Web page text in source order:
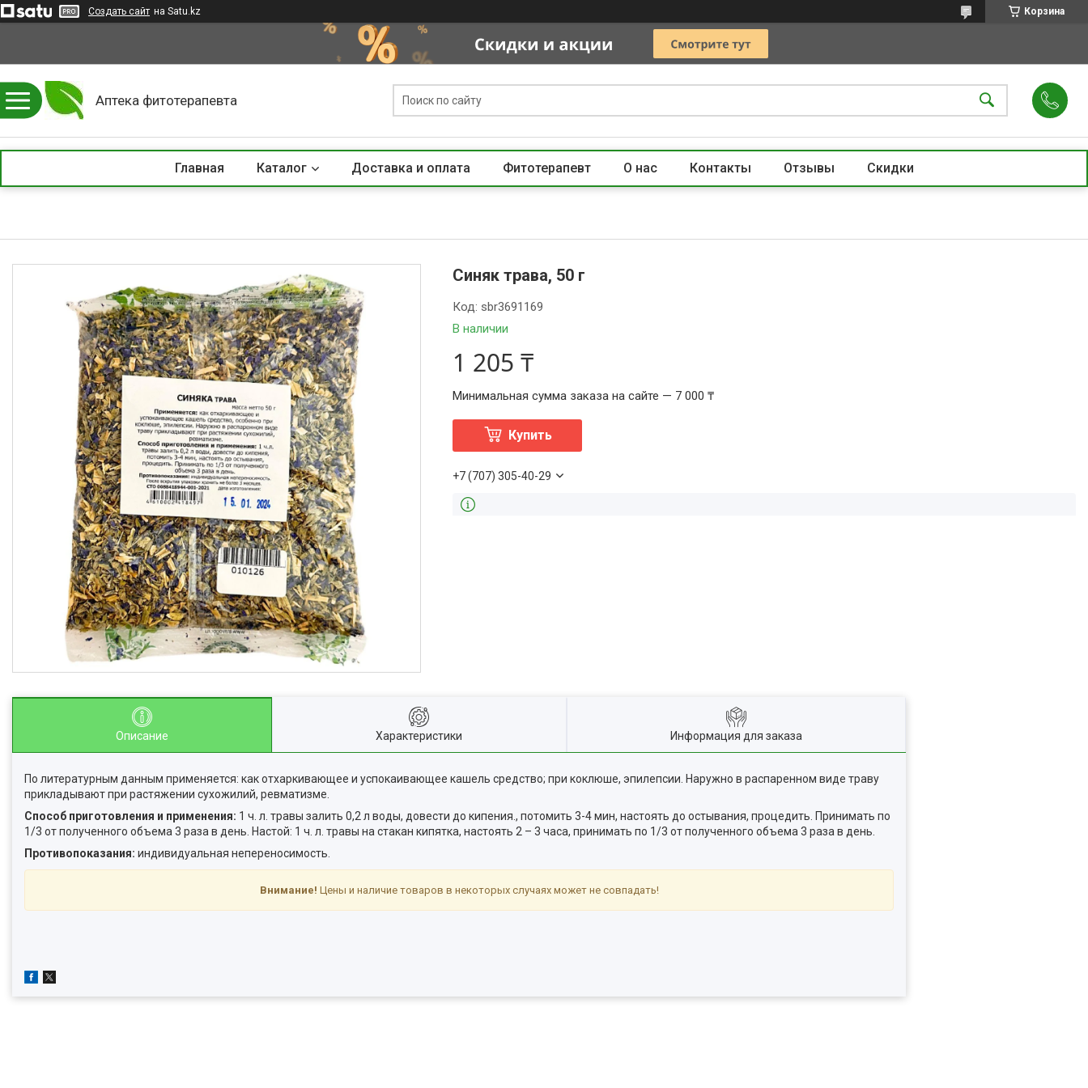
Создать сайт на Satu.kz Корзина
Аптека фитотерапевта
Главная Каталог Доставка и оплата Фитотерапевт О нас Контакты Отзывы Скидки
Синяк трава, 50 г
В наличии
Код: sbr3691169
1 205 ₸
Минимальная сумма заказа на сайте — 7 000 ₸
Купить
+7 (707) 305-40-29
Описание Характеристики Информация для заказа
По литературным данным применяется: как отхаркивающее и успокаивающее кашель средство; при коклюше, эпилепсии. Наружно в распаренном виде траву
прикладывают при растяжении сухожилий, ревматизме.
Способ приготовления и применения: 1 ч. л. травы залить 0,2 л воды, довести до кипения., потомить 3-4 мин, настоять до остывания, процедить. Принимать по
1/3 от полученного объема 3 раза в день. Настой: 1 ч. л. травы на стакан кипятка, настоять 2 – 3 часа, принимать по 1/3 от полученного объема 3 раза в день.
Противопоказания: индивидуальная непереносимость.
Внимание! Цены и наличие товаров в некоторых случаях может не совпадать!